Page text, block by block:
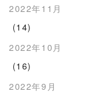
2022年11月
(14)
2022年10月
(16)
2022年9月